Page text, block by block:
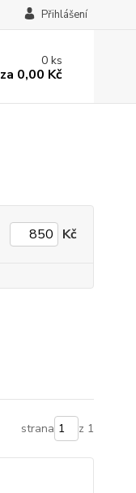
Přihlášení
0ks
za 0,00 Kč
Kč
strana z 1